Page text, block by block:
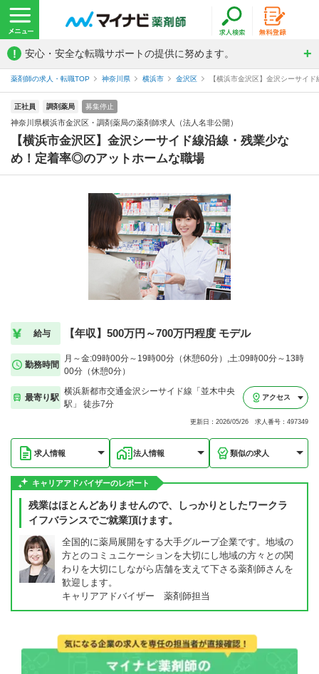
! 安心・安全な転職サポートの提供に努めます。
薬剤師の求人・転職TOP 神奈川県 横浜市 金沢区 【横浜市金沢区】金沢シーサイ
正社員 調剤薬局 募集停止
神奈川県横浜市金沢区・調剤薬局の薬剤師求人（法人名非公開）
【横浜市金沢区】金沢シーサイド線沿線・残業少な
め！定着率◎のアットホームな職場
給与 【年収】500万円～700万円程度 モデル
勤務時間
月～金:09時00分～19時00分（休憩60分）,土:09時00分～13時
00分（休憩0分）
最寄り駅
横浜新都市交通金沢シーサイド線「並木中央
駅」 徒歩7分
アクセス
更新日：2026/05/26 求人番号：497349
求人情報 法人情報 類似の求人
キャリアアドバイザーのレポート
残業はほとんどありませんので、しっかりとしたワークラ
イフバランスでご就業頂けます。
全国的に薬局展開をする大手グループ企業です。地域の
方とのコミュニケーションを大切にし地域の方々との関
わりを大切にしながら店舗を支えて下さる薬剤師さんを
歓迎します。
キャリアアドバイザー 薬剤師担当